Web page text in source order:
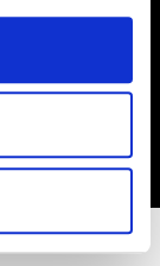
SIME